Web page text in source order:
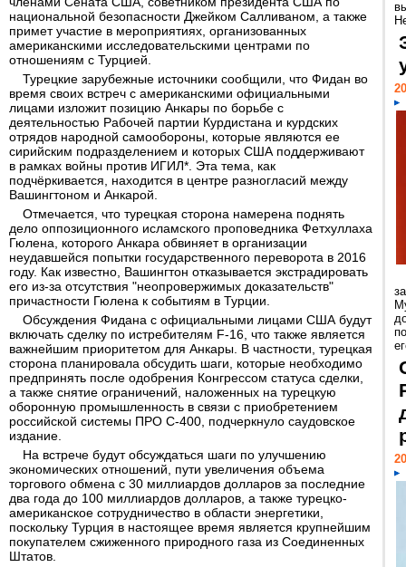
национальной безопасности Джейком Салливаном, а также
примет участие в мероприятиях, организованных
американскими исследовательскими центрами по
отношениям с Турцией.
Турецкие зарубежные источники сообщили, что Фидан во
время своих встреч с американскими официальными
лицами изложит позицию Анкары по борьбе с
деятельностью Рабочей партии Курдистана и курдских
отрядов народной самообороны, которые являются ее
сирийским подразделением и которых США поддерживают
в рамках войны против ИГИЛ*. Эта тема, как
подчёркивается, находится в центре разногласий между
Вашингтоном и Анкарой.
Отмечается, что турецкая сторона намерена поднять
дело оппозиционного исламского проповедника Фетхуллаха
Гюлена, которого Анкара обвиняет в организации
неудавшейся попытки государственного переворота в 2016
году. Как известно, Вашингтон отказывается экстрадировать
его из-за отсутствия "неопровержимых доказательств"
причастности Гюлена к событиям в Турции.
Обсуждения Фидана с официальными лицами США будут
включать сделку по истребителям F-16, что также является
важнейшим приоритетом для Анкары. В частности, турецкая
сторона планировала обсудить шаги, которые необходимо
предпринять после одобрения Конгрессом статуса сделки,
а также снятие ограничений, наложенных на турецкую
оборонную промышленность в связи с приобретением
российской системы ПРО С-400, подчеркнуло саудовское
издание.
На встрече будут обсуждаться шаги по улучшению
экономических отношений, пути увеличения объема
торгового обмена с 30 миллиардов долларов за последние
два года до 100 миллиардов долларов, а также турецко-
американское сотрудничество в области энергетики,
поскольку Турция в настоящее время является крупнейшим
покупателем сжиженного природного газа из Соединенных
Штатов.